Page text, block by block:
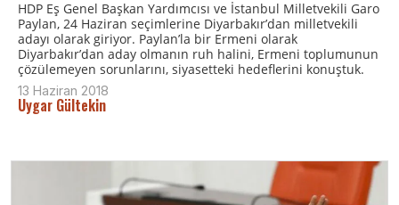
HDP Eş Genel Başkan Yardımcısı ve İstanbul Milletvekili Garo
Paylan, 24 Haziran seçimlerine Diyarbakır’dan milletvekili
adayı olarak giriyor. Paylan’la bir Ermeni olarak
Diyarbakır’dan aday olmanın ruh halini, Ermeni toplumunun
çözülemeyen sorunlarını, siyasetteki hedeflerini konuştuk.
13 Haziran 2018
Uygar Gültekin